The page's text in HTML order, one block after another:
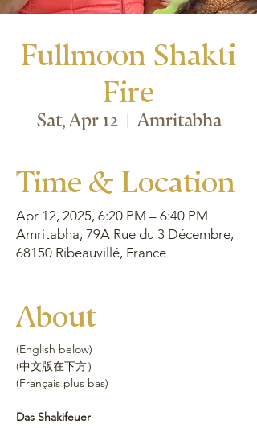
Fullmoon Shakti
Fire
Sat, Apr 12
  |
Amritabha
Time & Location
Apr 12, 2025, 6:20 PM – 6:40 PM
Amritabha, 79A Rue du 3 Décembre,
68150 Ribeauvillé, France
About
(English below)
(中文版在下方）
(Français plus bas)
Das Shakifeuer